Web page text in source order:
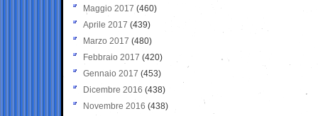
Maggio 2017 (460)
Aprile 2017 (439)
Marzo 2017 (480)
Febbraio 2017 (420)
Gennaio 2017 (453)
Dicembre 2016 (438)
Novembre 2016 (438)